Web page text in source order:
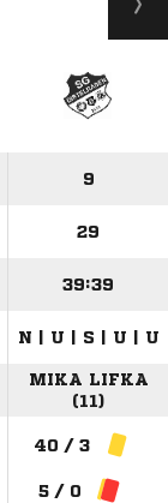
9
29
39:39
N | U | S | U | U
MIKA LIFKA
(11)
40 / 3
5 / 0